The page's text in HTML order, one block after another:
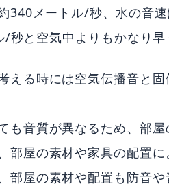
340メートル/秒、水の音
と空気中よりもかなり早
える時には空気伝播音と
も音質が異なるため、部
部屋の素材や家具の配置
部屋の素材や配置も防音